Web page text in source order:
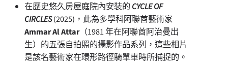
在歷史悠久房屋庭院內安裝的 CYCLE OF
CIRCLES(2025)，此為多學科阿聯酋藝術家
Ammar Al Attar（1981 年在阿聯酋阿治曼出
生）的五張自拍照的攝影作品系列，這些相片
是該名藝術家在環形路徑騎單車時所捕捉的。